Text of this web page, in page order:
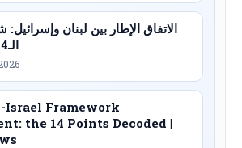
الاتفاق الإطار بين لبنان
الـ14 | ليبنانيوز
Israel Framework
the 14 Points Decoded |